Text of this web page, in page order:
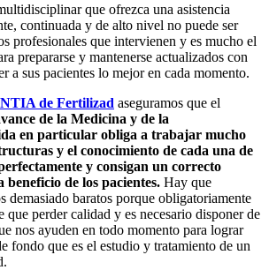
que ofrezca una asistencia
continuada y de alto nivel no puede ser
profesionales que intervienen y es mucho el
prepararse y mantenerse actualizados con
a sus pacientes lo mejor en cada momento.
de Fertilizad aseguramos que el
de la Medicina y de la
en particular obliga a trabajar mucho
y el conocimiento de cada una de
y consigan un correcto
de los pacientes. Hay que
demasiado baratos porque obligatoriamente
que perder calidad y es necesario disponer de
nos ayuden en todo momento para lograr
fondo que es el estudio y tratamiento de un